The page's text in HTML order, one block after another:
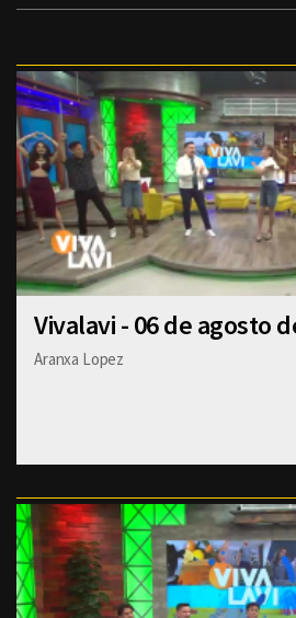
Vivalavi - 06 de agosto
Aranxa Lopez